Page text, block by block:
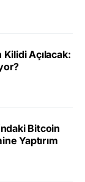
Açılacak:
Bitcoin
Yaptırım